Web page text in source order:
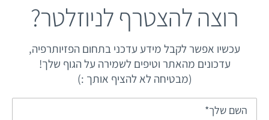
רוצה להצטרף לניוזלטר?
עכשיו אפשר לקבל מידע עדכני בתחום הפזיותרפיה,
עדכונים מהאתר וטיפים לשמירה על הגוף שלך!
(מבטיחה לא להציף אותך :)